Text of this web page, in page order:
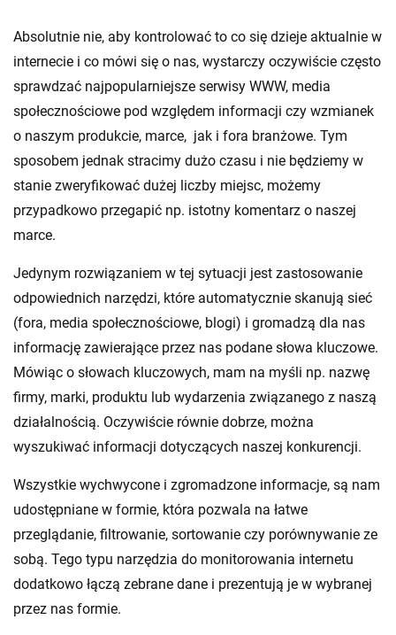
Absolutnie nie, aby kontrolować to co się dzieje aktualnie w
internecie i co mówi się o nas, wystarczy oczywiście często
sprawdzać najpopularniejsze serwisy WWW, media
społecznościowe pod względem informacji czy wzmianek
o naszym produkcie, marce, jak i fora branżowe. Tym
sposobem jednak stracimy dużo czasu i nie będziemy w
stanie zweryfikować dużej liczby miejsc, możemy
przypadkowo przegapić np. istotny komentarz o naszej
marce.
Jedynym rozwiązaniem w tej sytuacji jest zastosowanie
odpowiednich narzędzi, które automatycznie skanują sieć
(fora, media społecznościowe, blogi) i gromadzą dla nas
informację zawierające przez nas podane słowa kluczowe.
Mówiąc o słowach kluczowych, mam na myśli np. nazwę
firmy, marki, produktu lub wydarzenia związanego z naszą
działalnością. Oczywiście równie dobrze, można
wyszukiwać informacji dotyczących naszej konkurencji.
Wszystkie wychwycone i zgromadzone informacje, są nam
udostępniane w formie, która pozwala na łatwe
przeglądanie, filtrowanie, sortowanie czy porównywanie ze
sobą. Tego typu narzędzia do monitorowania internetu
dodatkowo łączą zebrane dane i prezentują je w wybranej
przez nas formie.